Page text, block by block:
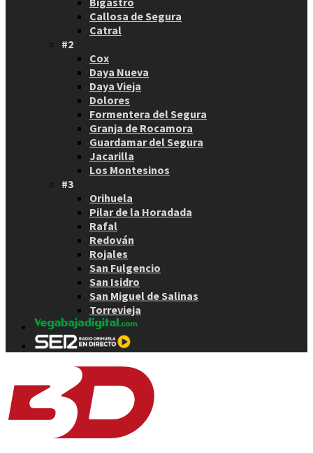
Callosa de Segura
Catral
#2
Cox
Daya Nueva
Daya Vieja
Dolores
Formentera del Segura
Granja de Rocamora
Guardamar del Segura
Jacarilla
Los Montesinos
#3
Orihuela
Pilar de la Horadada
Rafal
Redován
Rojales
San Fulgencio
San Isidro
San Miguel de Salinas
Torrevieja